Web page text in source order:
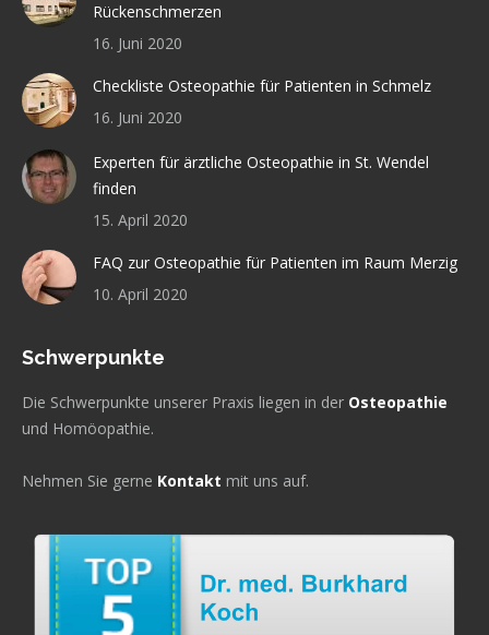
Rückenschmerzen
16. Juni 2020
Checkliste Osteopathie für Patienten in Schmelz
16. Juni 2020
Experten für ärztliche Osteopathie in St. Wendel
finden
15. April 2020
FAQ zur Osteopathie für Patienten im Raum Merzig
10. April 2020
Schwerpunkte
Die Schwerpunkte unserer Praxis liegen in der Osteopathie
und Homöopathie.
Nehmen Sie gerne Kontakt mit uns auf.